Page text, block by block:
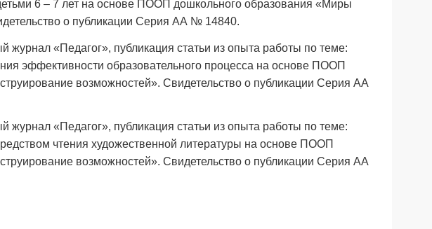
6 – 7 лет на основе ПООП дошкольного образования «Миры
о публикации Серия АА № 14840.
журнал «Педагог», публикация статьи из опыта работы по теме:
эффективности образовательного процесса на основе ПООП
возможностей». Свидетельство о публикации Серия АА
журнал «Педагог», публикация статьи из опыта работы по теме:
чтения художественной литературы на основе ПООП
возможностей». Свидетельство о публикации Серия АА